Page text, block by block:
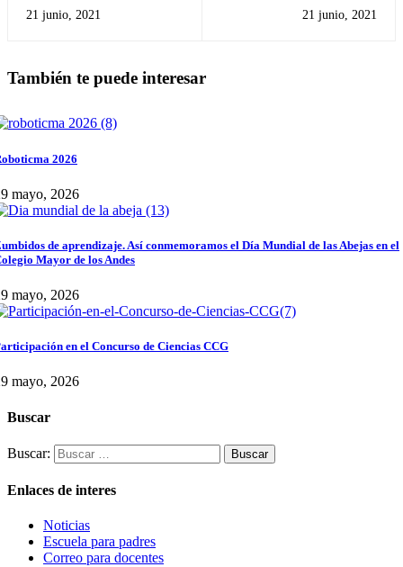
21 junio, 2021
Thames College’s students in
21 junio, 2021
También te puede interesar
2026
mayo, 2026
de aprendizaje. Así conmemoramos el Día Mundial de las Abejas en el
Mayor de los Andes
mayo, 2026
en el Concurso de Ciencias CCG
mayo, 2026
Buscar
Buscar:
Enlaces de interes
Noticias
Escuela para padres
Correo para docentes